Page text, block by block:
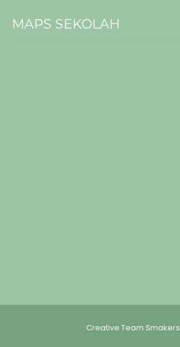
MAPS SEKOLAH
Creative Team Smakers